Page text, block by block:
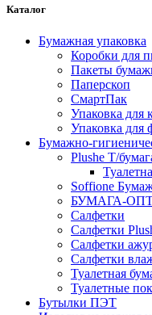
Каталог
Бумажная упаковка
Коробки для
Пакеты
Паперскоп
СмартПак
Упаковка для
Упаковка для
Бумажно-
Plushe Т/
Soffione
БУМАГА-
Салфетки
Салфетки
Салфетки
Салфетки
Туалетная
Туалетные
Бутылки ПЭТ